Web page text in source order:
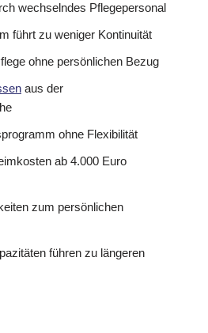
wechselndes Pflegepersonal
führt zu weniger Kontinuität
ohne persönlichen Bezug
aus der
ohne Flexibilität
ab 4.000 Euro
zum persönlichen
führen zu längeren